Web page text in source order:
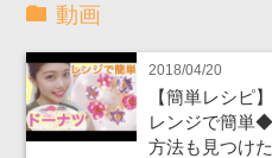
動画
2018/04/20
【簡単レシピ
レンジで簡単
方法も見つけ